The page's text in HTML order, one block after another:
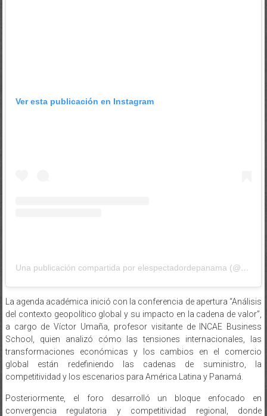
Ver esta publicación en Instagram
Una publicación compartida por elespectadordepanama (@elespectadordepanama)
La agenda académica inició con la conferencia de apertura “Análisis
del contexto geopolítico global y su impacto en la cadena de valor”,
a cargo de Víctor Umaña, profesor visitante de INCAE Business
School, quien analizó cómo las tensiones internacionales, las
transformaciones económicas y los cambios en el comercio
global están redefiniendo las cadenas de suministro, la
competitividad y los escenarios para América Latina y Panamá.
Posteriormente, el foro desarrolló un bloque enfocado en
convergencia regulatoria y competitividad regional, donde